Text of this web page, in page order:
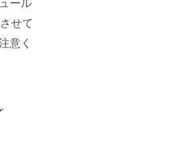
せて
意く